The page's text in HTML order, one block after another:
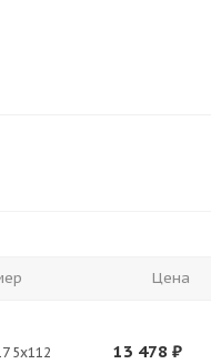
Цена
5x112 13 478 ₽